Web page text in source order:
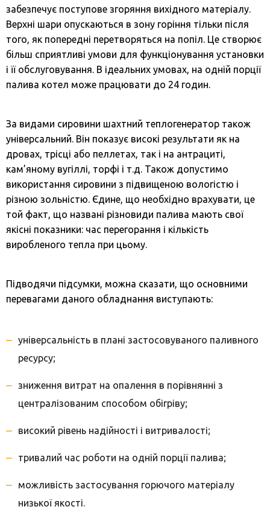
забезпечує поступове згоряння вихідного матеріалу.
Верхні шари опускаються в зону горіння тільки після
того, як попередні перетворяться на попіл. Це створює
більш сприятливі умови для функціонування установки
і її обслуговування. В ідеальних умовах, на одній порції
палива котел може працювати до 24 годин.
За видами сировини шахтний теплогенератор також
універсальний. Він показує високі результати як на
дровах, трісці або пеллетах, так і на антрациті,
кам’яному вугіллі, торфі і т.д. Також допустимо
використання сировини з підвищеною вологістю і
різною зольністю. Єдине, що необхідно врахувати, це
той факт, що названі різновиди палива мають свої
якісні показники: час перегорання і кількість
виробленого тепла при цьому.
Підводячи підсумки, можна сказати, що основними
перевагами даного обладнання виступають:
універсальність в плані застосовуваного паливного
ресурсу;
зниження витрат на опалення в порівнянні з
централізованим способом обігріву;
високий рівень надійності і витривалості;
тривалий час роботи на одній порції палива;
можливість застосування горючого матеріалу
низької якості.